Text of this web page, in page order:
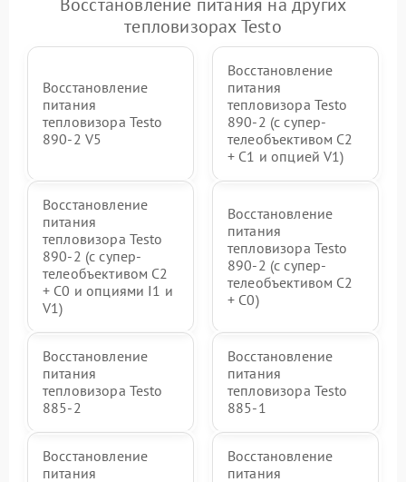
тепловизорах Testo
Восстановление
питания
тепловизора Testo
890-2 V5
Восстановление
питания
тепловизора Testo
890-2 (c супер-
телеобъективом C2
+ C1 и опцией V1)
Восстановление
питания
тепловизора Testo
890-2 (c супер-
телеобъективом C2
+ C0 и опциями I1 и
V1)
Восстановление
питания
тепловизора Testo
890-2 (c супер-
телеобъективом C2
+ C0)
Восстановление
питания
тепловизора Testo
885-2
Восстановление
питания
тепловизора Testo
885-1
Восстановление
питания
Восстановление
питания